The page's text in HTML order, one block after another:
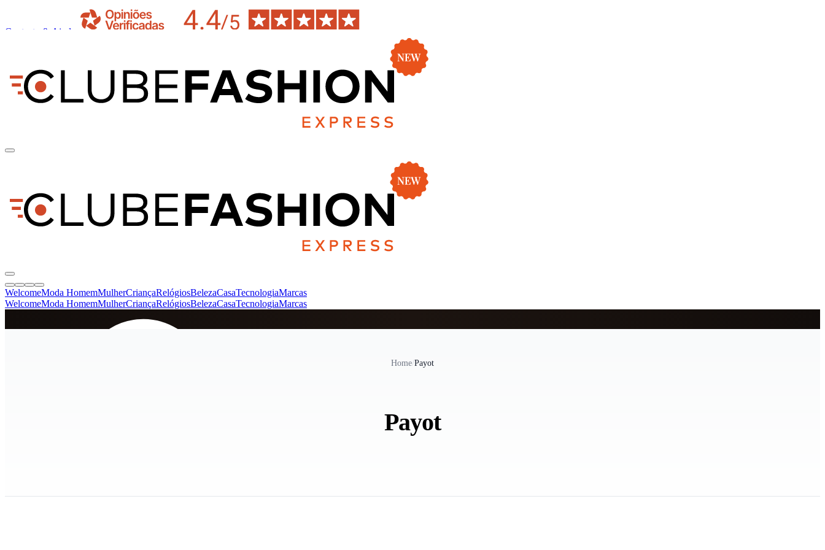
Contacto & Ajuda
WelcomeModa HomemMulherCriançaRelógiosBelezaCasaTecnologiaMarcas
WelcomeModa HomemMulherCriançaRelógiosBelezaCasaTecnologiaMarcas
Home/Payot
Payot